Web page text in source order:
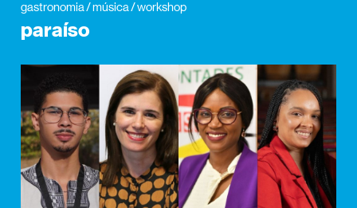
gastronomia / música / workshop
paraíso